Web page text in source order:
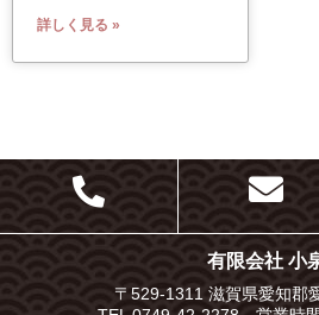
詳しく見る »
有限会社 小
〒529-1311 滋賀県愛知郡